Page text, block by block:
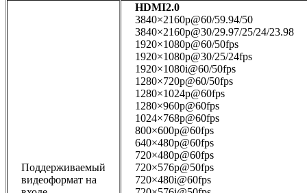
Поддерживаемый
видеоформат на
HDMI2.0
3840×2160p@60/59.94/50
3840×2160p@30/29.97/25/24/23.98
1920×1080p@60/50fps
1920×1080p@30/25/24fps
1920×1080i@60/50fps
1280×720p@60/50fps
1280×1024p@60fps
1280×960p@60fps
1024×768p@60fps
800×600p@60fps
640×480p@60fps
720×480p@60fps
720×576p@50fps
720×480i@60fps